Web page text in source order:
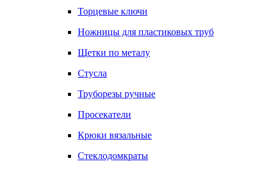
Торцевые ключи
Ножницы для пластиковых труб
Щетки по металу
Стусла
Труборезы ручные
Просекатели
Крюки вязальные
Стеклодомкраты